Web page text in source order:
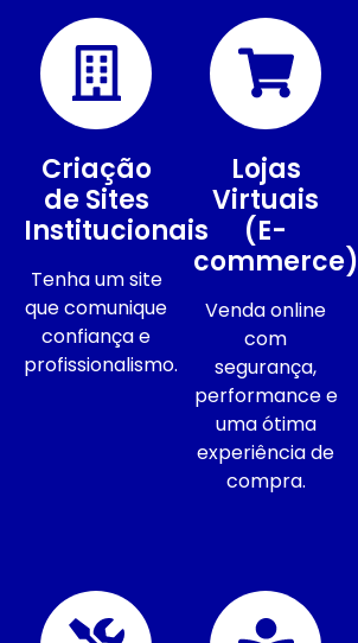
Criação
de Sites
Institucionais
Tenha um site
que comunique
confiança e
profissionalismo.
Lojas
Virtuais
(E-
commerce)
Venda online
com
segurança,
performance e
uma ótima
experiência de
compra.